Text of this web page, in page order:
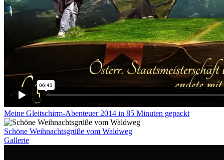
Meine Gleitschirm-Abenteuer 2014 in 85 Minuten gepackt
Schöne Weihnachtsgrüße vom Waldweg
Gallerie